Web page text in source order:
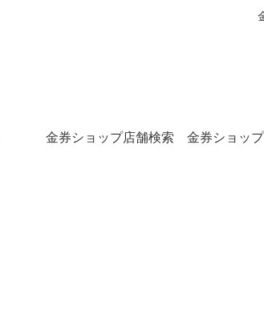
金券ショップ店舗検索 金券ショッ